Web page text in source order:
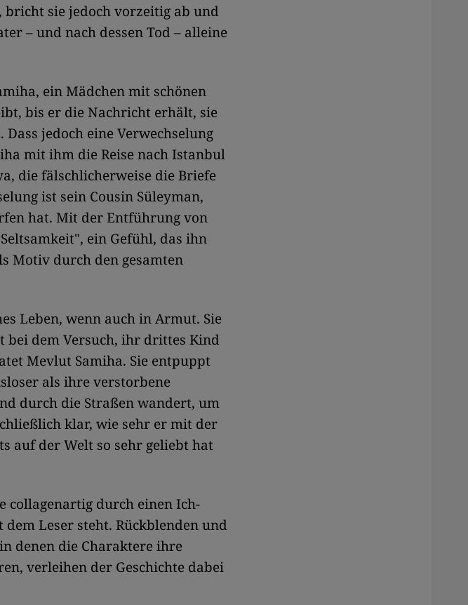
sie jedoch vorzeitig ab und
– und nach dessen Tod – alleine
ein Mädchen mit schönen
bis er die Nachricht erhält, sie
jedoch eine Verwechselung
mit ihm die Reise nach Istanbul
die fälschlicherweise die Briefe
ist sein Cousin Süleyman,
hat. Mit der Entführung von
ein Gefühl, das ihn
Motiv durch den gesamten
Leben, wenn auch in Armut. Sie
bei dem Versuch, ihr drittes Kind
Mevlut Samiha. Sie entpuppt
als ihre verstorbene
durch die Straßen wandert, um
klar, wie sehr er mit der
auf der Welt so sehr geliebt hat
collagenartig durch einen Ich-
Leser steht. Rückblenden und
denen die Charaktere ihre
verleihen der Geschichte dabei